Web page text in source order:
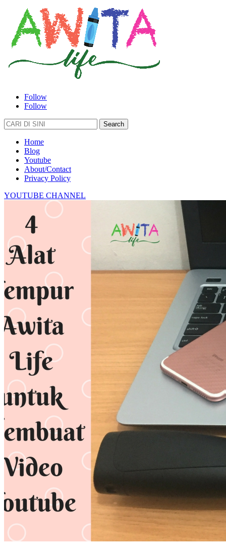
Follow
Follow
Search
for:
Home
Blog
Youtube
About/Contact
Privacy Policy
YOUTUBE CHANNEL